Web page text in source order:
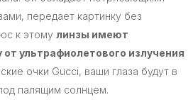
передает картинку без
к этому линзы имеют
ультрафиолетового излучения
очки Gucci, ваши глаза будут в
палящим солнцем.